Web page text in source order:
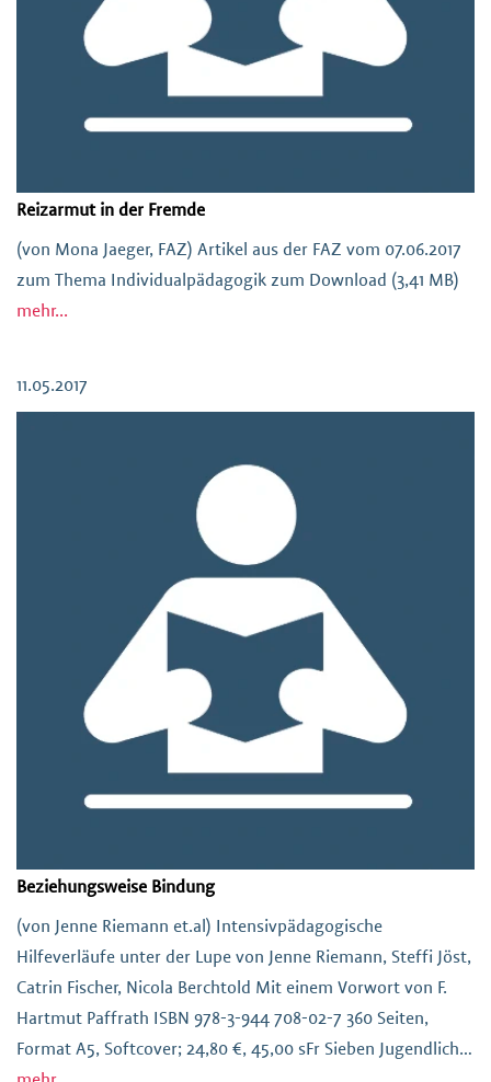
Reizarmut in der Fremde
(von Mona Jaeger, FAZ) Artikel aus der FAZ vom 07.06.2017
zum Thema Individualpädagogik zum Download (3,41 MB)
mehr...
11.05.2017
Beziehungsweise Bindung
(von Jenne Riemann et.al) Intensivpädagogische
Hilfeverläufe unter der Lupe von Jenne Riemann, Steffi Jöst,
Catrin Fischer, Nicola Berchtold Mit einem Vorwort von F.
Hartmut Paffrath ISBN 978-3-944 708-02-7 360 Seiten,
Format A5, Softcover; 24,80 €, 45,00 sFr Sieben Jugendliche